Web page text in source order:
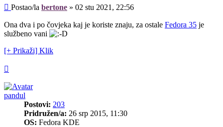
Post
Postao/la bertone » 02 stu 2021, 22:56
Ona dva i po čovjeka kaj je koriste znaju, za ostale Fedora 35 je
službeno vani
[+ Prikaži] Klik
pandul
Postovi: 203
Pridružen/a: 26 srp 2015, 11:30
OS: Fedora KDE